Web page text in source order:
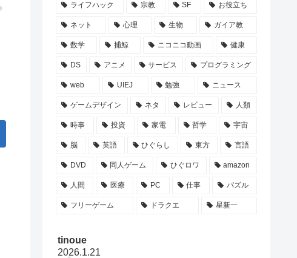
ライフハック 宗教 SF お役立ち
ネット 心理 生物 ガイア教
数学 捕鯨 ニコニコ動画 健康
DS アニメ サービス プログラミング
web UIEJ 勉強 ニュース
ゲームデザイン ネタ レビュー 人類
時事 投資 家電 哲学 宇宙
脳 英語 ひぐらし 東方 言語
DVD 同人ゲーム ひぐロワ amazon
人間 医療 PC 仕事 パズル
フリーゲーム ドラクエ 星新一
tinoue
2026.1.21